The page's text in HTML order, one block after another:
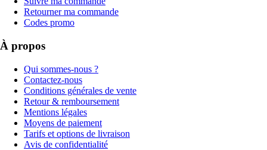
Retourner ma commande
Codes promo
À propos
Qui sommes-nous ?
Contactez-nous
Conditions générales de vente
Retour & remboursement
Mentions légales
Moyens de paiement
Tarifs et options de livraison
Avis de confidentialité